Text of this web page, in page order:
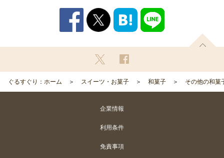
ぐるすぐり：ホーム スイーツ・お菓子 和菓子 その他の和菓
企業情報
利用条件
免責事項